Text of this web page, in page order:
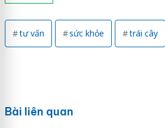
tư vấn sức khỏe trái cây
Bài liên quan